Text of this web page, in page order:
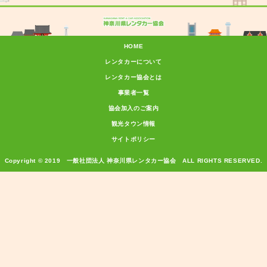
HOME
レンタカーについて
レンタカー協会とは
事業者一覧
協会加入のご案内
観光タウン情報
サイトポリシー
Copyright © 2019 一般社団法人 神奈川県レンタカー協会 ALL RIGHTS RESERVED.